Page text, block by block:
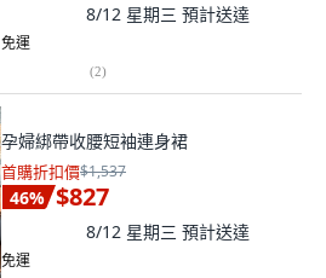
8/12 星期三 預計送達
免運
(2)
孕婦綁帶收腰短袖連身裙
首購折扣價$1,537
46% $827
8/12 星期三 預計送達
免運